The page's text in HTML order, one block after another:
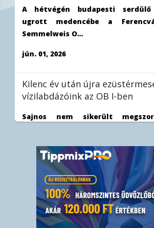
A hétvégén budapesti serdülő
ugrott medencébe a
Semmelweis O...
jún. 01, 2026
Kilenc év után újra
vízilabdázóink az OB I-ben
Sajnos nem sikerült
máj. 31, 2026
Bronzéremmel zárjuk a
Férficsapatunk harmadszor is
Szolnokot a bronzpárharcban